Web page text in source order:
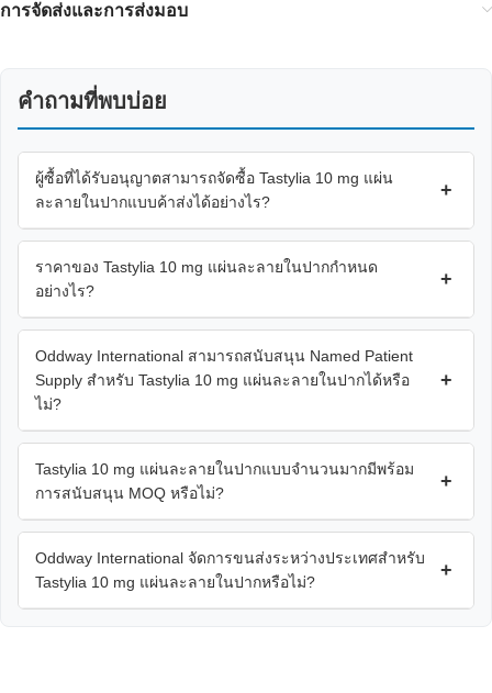
การจัดส่งและการส่งมอบ
คำถามที่พบบ่อย
ผู้ซื้อที่ได้รับอนุญาตสามารถจัดซื้อ Tastylia 10 mg แผ่น
ละลายในปากแบบค้าส่งได้อย่างไร?
+
ราคาของ Tastylia 10 mg แผ่นละลายในปากกำหนด
อย่างไร?
+
Oddway International สามารถสนับสนุน Named Patient
Supply สำหรับ Tastylia 10 mg แผ่นละลายในปากได้หรือ
ไม่?
+
Tastylia 10 mg แผ่นละลายในปากแบบจำนวนมากมีพร้อม
การสนับสนุน MOQ หรือไม่?
+
Oddway International จัดการขนส่งระหว่างประเทศสำหรับ
Tastylia 10 mg แผ่นละลายในปากหรือไม่?
+